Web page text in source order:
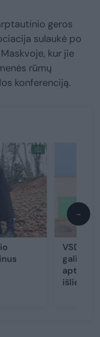
geros
sulaukė po
kur jie
rūmų
konferenciją.
VSD
išlieka
→